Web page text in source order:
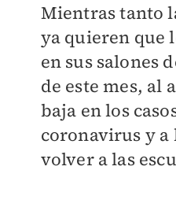
Mientras tanto
ya quieren que
en sus salones
de este mes, al
baja en los
coronavirus y a
volver a las